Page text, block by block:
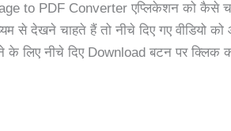
to PDF Converter एप्लिकेशन को कैसे
से देखने चाहते हैं तो नीचे दिए गए
के लिए नीचे दिए Download बटन पर क्लिक